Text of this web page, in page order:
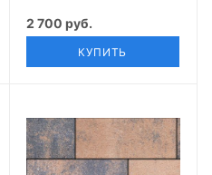
2 700 руб.
КУПИТЬ